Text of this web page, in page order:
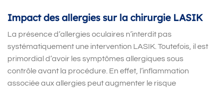
Impact des allergies sur la chirurgie LASIK
La présence d’allergies oculaires n’interdit pas
systématiquement une intervention LASIK. Toutefois, il est
primordial d’avoir les symptômes allergiques sous
contrôle avant la procédure. En effet, l ’inflammation
associée aux allergies peut augmenter le risque